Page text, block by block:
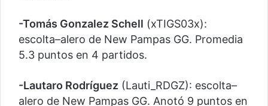
-Tomás Gonzalez Schell (xTIGS03x):
escolta–alero de New Pampas GG. Promedia
5.3 puntos en 4 partidos.
-Lautaro Rodríguez (Lauti_RDGZ): escolta–
alero de New Pampas GG. Anotó 9 puntos en